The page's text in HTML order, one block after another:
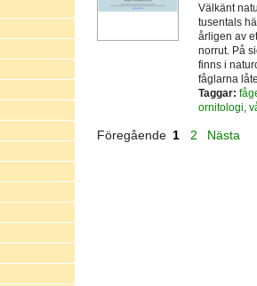
Välkänt
tusentals
årligen av
norrut. På
finns i
fåglarna
Taggar:
ornitologi
Föregående 1 2 Nästa